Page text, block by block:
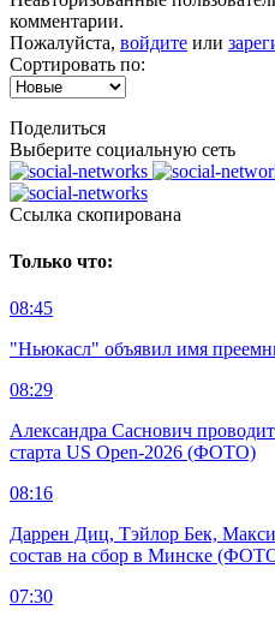
комментарии.
Пожалуйста, войдите или
Сортировать по:
Поделиться
Выберите социальную сеть
Ccылка скопирована
Только что:
08:45
"Ньюкасл" объявил имя
08:29
Александра Саснович
старта US Open-2026 (ФОТО)
08:16
Даррен Диц, Тэйлор Бек,
состав на сбор в Минске
07:30